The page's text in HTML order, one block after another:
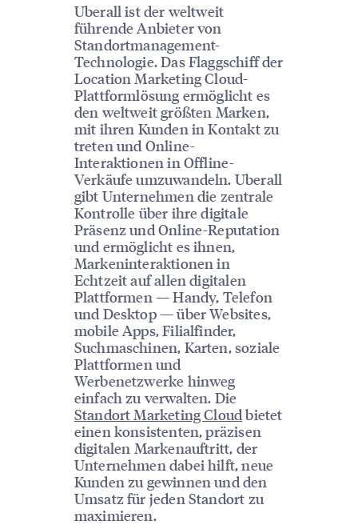
Uberall ist der weltweit
führende Anbieter von
Standortmanagement-
Technologie. Das Flaggschiff der
Location Marketing Cloud-
Plattformlösung ermöglicht es
den weltweit größten Marken,
mit ihren Kunden in Kontakt zu
treten und Online-
Interaktionen in Offline-
Verkäufe umzuwandeln. Uberall
gibt Unternehmen die zentrale
Kontrolle über ihre digitale
Präsenz und Online-Reputation
und ermöglicht es ihnen,
Markeninteraktionen in
Echtzeit auf allen digitalen
Plattformen — Handy, Telefon
und Desktop — über Websites,
mobile Apps, Filialfinder,
Suchmaschinen, Karten, soziale
Plattformen und
Werbenetzwerke hinweg
einfach zu verwalten. Die
Standort Marketing Cloud bietet
einen konsistenten, präzisen
digitalen Markenauftritt, der
Unternehmen dabei hilft, neue
Kunden zu gewinnen und den
Umsatz für jeden Standort zu
maximieren.